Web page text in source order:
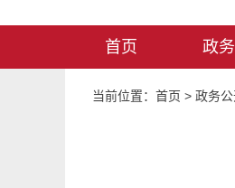
首页 政
当前位置： 首页 > 政务